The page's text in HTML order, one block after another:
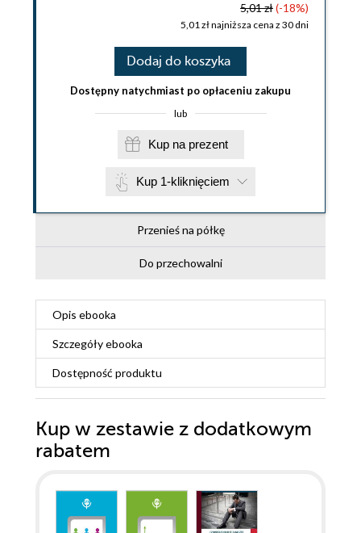
5,01 zł(-18%)
5,01 zł najniższa cena z 30 dni
Dodaj do koszyka
Dostępny natychmiast po opłaceniu zakupu
lub
Kup na prezent
Kup 1-kliknięciem
Przenieś na półkę
Do przechowalni
Opis ebooka
Szczegółyebooka
Dostępność produktu
Kup w zestawie z dodatkowym
rabatem